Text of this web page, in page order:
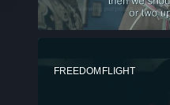
FREEDOM FLIGHT